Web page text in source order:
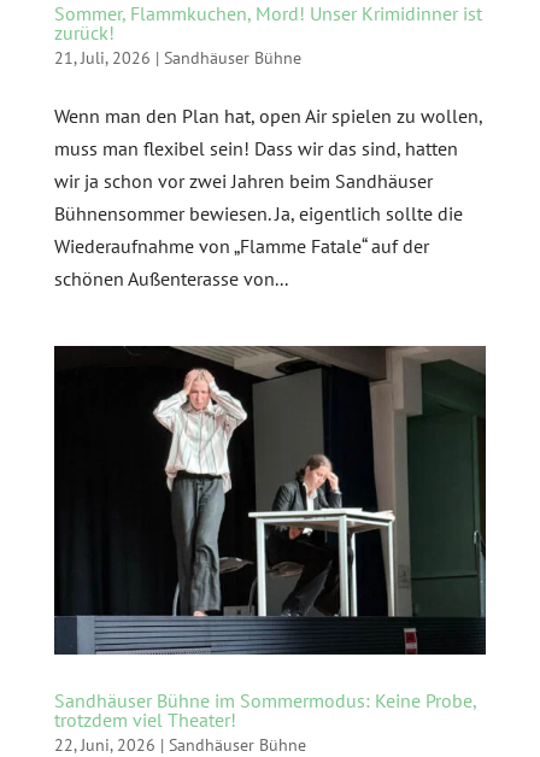
Sommer, Flammkuchen, Mord! Unser Krimidinner ist
zurück!
21, Juli, 2026 | Sandhäuser Bühne
Wenn man den Plan hat, open Air spielen zu wollen,
muss man flexibel sein! Dass wir das sind, hatten
wir ja schon vor zwei Jahren beim Sandhäuser
Bühnensommer bewiesen. Ja, eigentlich sollte die
Wiederaufnahme von „Flamme Fatale“ auf der
schönen Außenterasse von...
Sandhäuser Bühne im Sommermodus: Keine Probe,
trotzdem viel Theater!
22, Juni, 2026 | Sandhäuser Bühne